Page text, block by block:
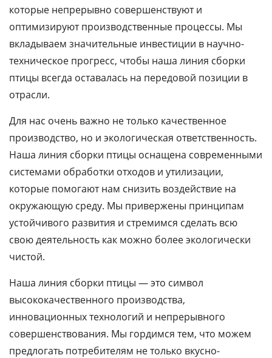
которые непрерывно совершенствуют и
оптимизируют производственные процессы. Мы
вкладываем значительные инвестиции в научно-
техническое прогресс, чтобы наша линия сборки
птицы всегда оставалась на передовой позиции в
отрасли.
Для нас очень важно не только качественное
производство, но и экологическая ответственность.
Наша линия сборки птицы оснащена современными
системами обработки отходов и утилизации,
которые помогают нам снизить воздействие на
окружающую среду. Мы привержены принципам
устойчивого развития и стремимся сделать всю
свою деятельность как можно более экологически
чистой.
Наша линия сборки птицы — это символ
высококачественного производства,
инновационных технологий и непрерывного
совершенствования. Мы гордимся тем, что можем
предлогать потребителям не только вкусно-